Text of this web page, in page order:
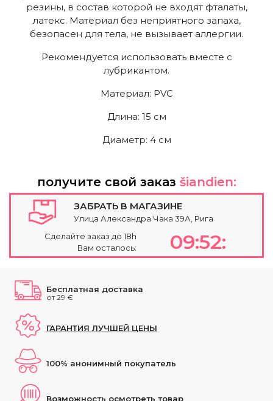
резины, в состав которой не входят фталаты,
латекс. Материал без неприятного запаха,
безопасен для тела, не вызывает аллергии.
Рекомендуется использовать вместе с
лубрикантом.
Mатериал: PVC
Длина: 15 cм
Диаметр: 4 cм
получите свой заказ šiandien:
ЗАБРАТЬ В МАГАЗИНЕ
Улица Александра Чака 39А, Рига
Сделайте заказ до 18h
Вам осталось:
09:52:
Бесплатная доставка
от 29 €
ГАРАНТИЯ ЛУЧШЕЙ ЦЕНЫ
100% анонимный покупатель
Возможность осмотреть товар